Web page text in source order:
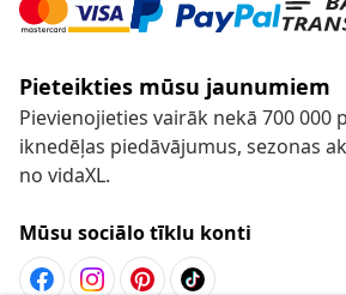
Pieteikties mūsu jaunumiem
Pievienojieties vairāk nekā 700 000
iknedēļas piedāvājumus, sezonas
no vidaXL.
Mūsu sociālo tīklu konti